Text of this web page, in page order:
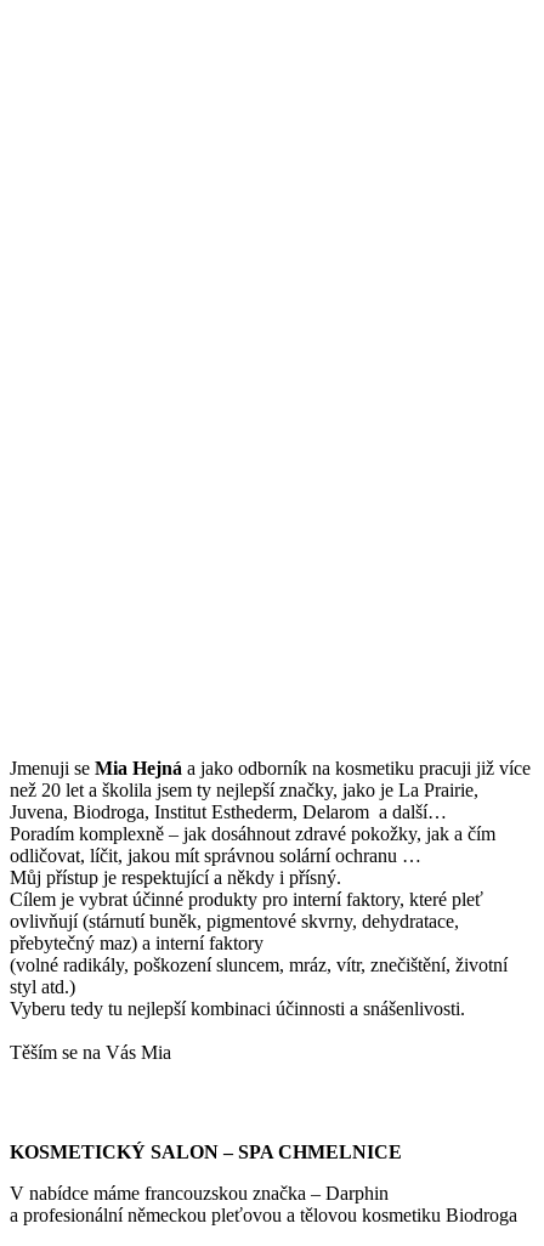
Jmenuji se Mia Hejná a jako odborník na kosmetiku pracuji již více
než 20 let a školila jsem ty nejlepší značky, jako je La Prairie,
Juvena, Biodroga, Institut Esthederm, Delarom a další…
Poradím komplexně – jak dosáhnout zdravé pokožky, jak a čím
odličovat, líčit, jakou mít správnou solární ochranu …
Můj přístup je respektující a někdy i přísný.
Cílem je vybrat účinné produkty pro interní faktory, které pleť
ovlivňují (stárnutí buněk, pigmentové skvrny, dehydratace,
přebytečný maz) a interní faktory
(volné radikály, poškození sluncem, mráz, vítr, znečištění, životní
styl atd.)
Vyberu tedy tu nejlepší kombinaci účinnosti a snášenlivosti.
Těším se na Vás Mia
KOSMETICKÝ SALON – SPA CHMELNICE
V nabídce máme francouzskou značka – Darphin
a profesionální německou pleťovou a tělovou kosmetiku Biodroga